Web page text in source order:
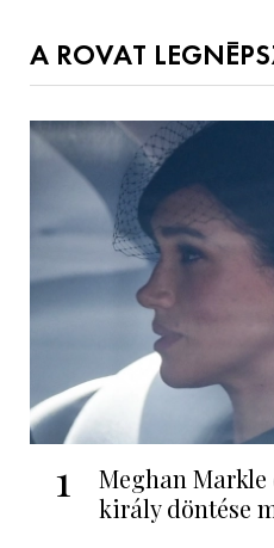
A ROVAT
1
Meghan
király döntése